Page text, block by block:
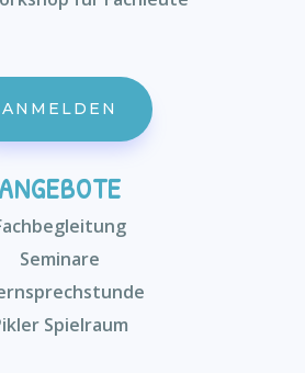
ANMELDEN
ANGEBOTE
Seminare
Spielraum